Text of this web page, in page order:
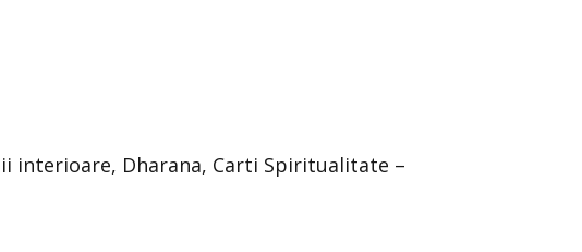
interioare, Dharana, Carti Spiritualitate –